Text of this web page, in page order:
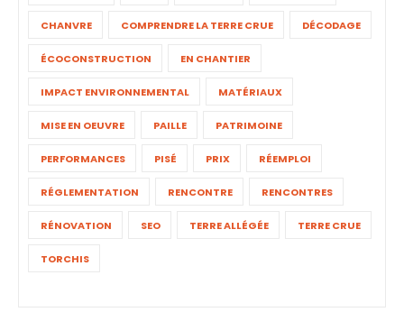
CHANVRE COMPRENDRE LA TERRE CRUE DÉCODAGE
ÉCOCONSTRUCTION EN CHANTIER
IMPACT ENVIRONNEMENTAL MATÉRIAUX
MISE EN OEUVRE PAILLE PATRIMOINE
PERFORMANCES PISÉ PRIX RÉEMPLOI
RÉGLEMENTATION RENCONTRE RENCONTRES
RÉNOVATION SEO TERRE ALLÉGÉE TERRE CRUE
TORCHIS